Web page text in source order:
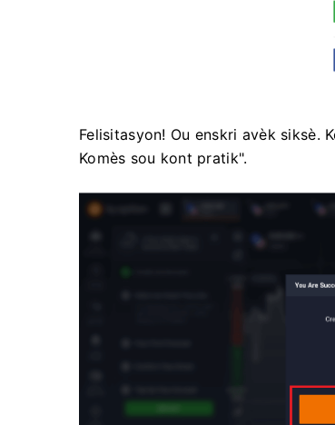
Felisitasyon! Ou enskri avèk siksè.
Komès sou kont pratik".